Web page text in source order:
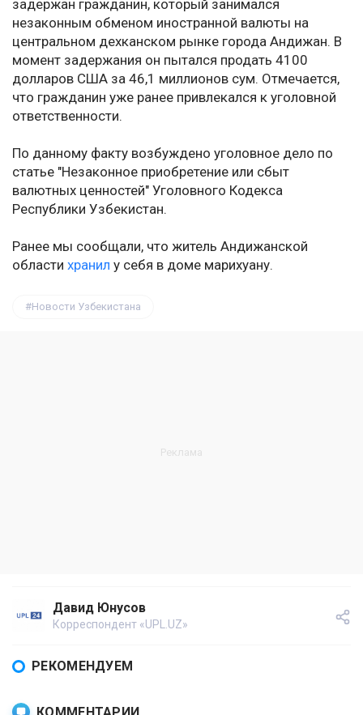
задержан гражданин, который занимался
незаконным обменом иностранной валюты на
центральном дехканском рынке города Андижан. В
момент задержания он пытался продать 4100
долларов США за 46,1 миллионов сум. Отмечается,
что гражданин уже ранее привлекался к уголовной
ответственности.
По данному факту возбуждено уголовное дело по
статье "Незаконное приобретение или сбыт
валютных ценностей" Уголовного Кодекса
Республики Узбекистан.
Ранее мы сообщали, что житель Андижанской
области хранил у себя в доме марихуану.
Новости Узбекистана
Давид Юнусов
Корреспондент «UPL.UZ»
РЕКОМЕНДУЕМ